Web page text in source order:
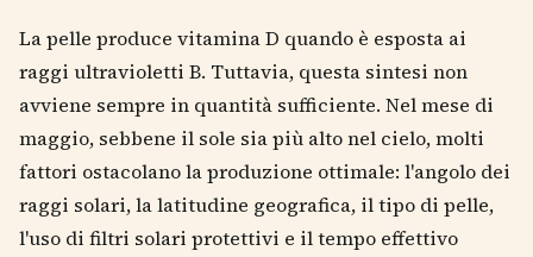
La pelle produce vitamina D quando è esposta ai
raggi ultravioletti B. Tuttavia, questa sintesi non
avviene sempre in quantità sufficiente. Nel mese di
maggio, sebbene il sole sia più alto nel cielo, molti
fattori ostacolano la produzione ottimale: l'angolo dei
raggi solari, la latitudine geografica, il tipo di pelle,
l'uso di filtri solari protettivi e il tempo effettivo